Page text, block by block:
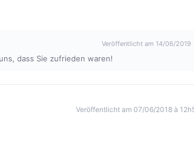
Veröffentlicht am 14/06/2019
dass Sie zufrieden waren!
Veröffentlicht am 07/06/2018 à